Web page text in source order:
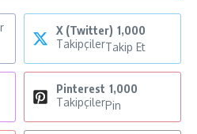
X (Twitter) 1,000
TakipçilerTakip Et
Pinterest 1,000
TakipçilerPin